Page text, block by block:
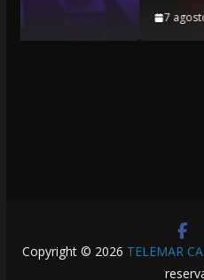
7 agosto, 2026
Copyright © 2026 TELEMAR